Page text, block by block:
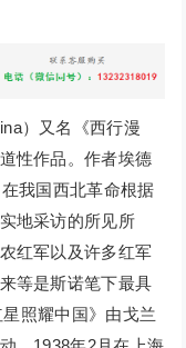
）又名《西行漫
性作品。作者埃德
我国西北革命根据
地采访的所见所
红军以及许多红军
等是斯诺笔下最具
照耀中国》由戈兰